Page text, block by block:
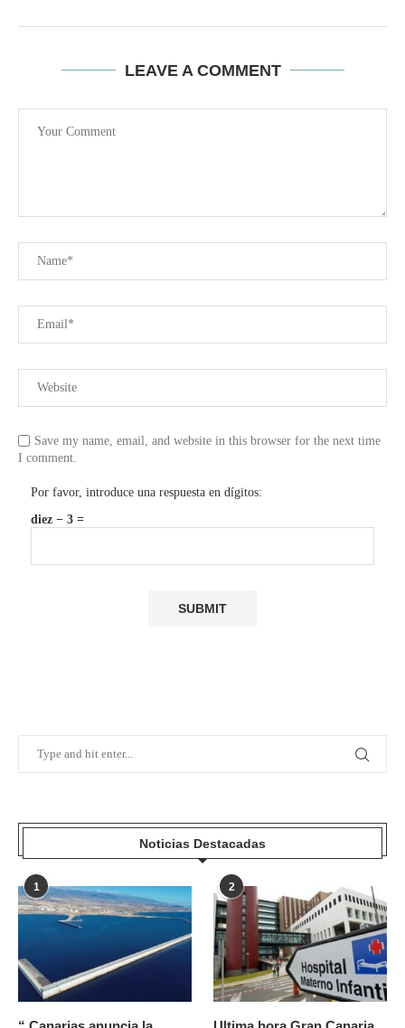
LEAVE A COMMENT
Save my name, email, and website in this browser for the next time
I comment.
Por favor, introduce una respuesta en dígitos:
diez − 3 =
Noticias Destacadas
1 2